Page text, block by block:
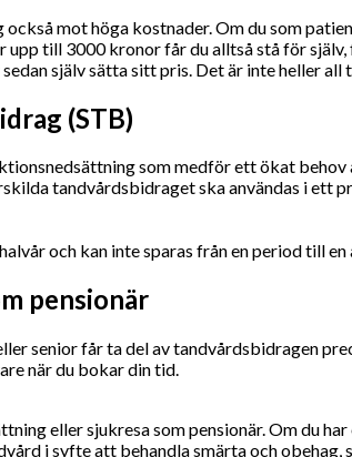
mot höga kostnader. Om du som
upp till 3000 kronor får du alltså stå för
själv sätta sitt pris. Det är inte heller all
(STB)
som medför ett ökat
tandvårdsbidraget ska användas i ett
och kan inte sparas från en period till
pensionär
senior får ta del av tandvårdsbidragen
när du bokar din tid.
eller sjukresa som pensionär. Om du
i syfte att behandla smärta och